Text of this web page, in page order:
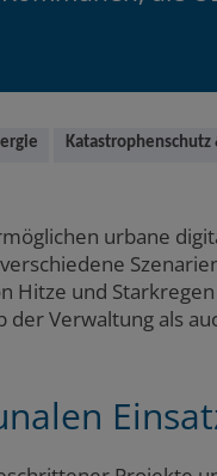
Katastrophenschutz
urbane
und
Verwaltung als